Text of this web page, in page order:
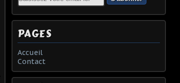
PAGES
Accueil
Contact